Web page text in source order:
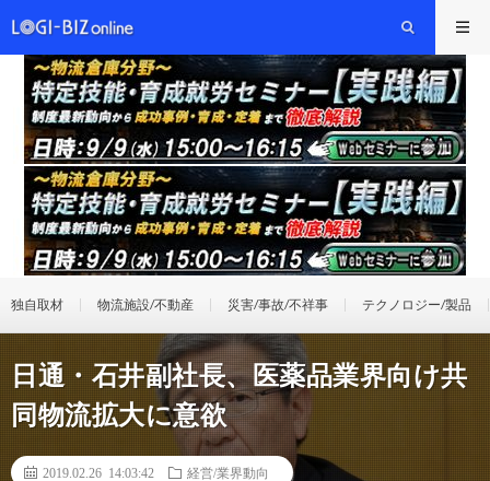
独自取材 物流施設/不動産 災害/事故/不祥事 テクノロジー/製品
日通・石井副社長、医薬品業界向け共
同物流拡大に意欲
2019.02.26 14:03:42 経営/業界動向